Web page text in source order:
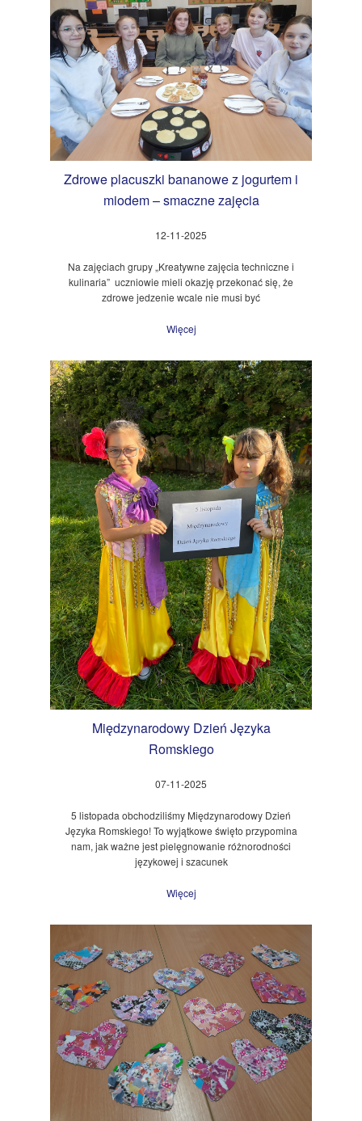
Zdrowe placuszki bananowe z jogurtem i
miodem – smaczne zajęcia
12-11-2025
Na zajęciach grupy „Kreatywne zajęcia techniczne i
kulinaria” uczniowie mieli okazję przekonać się, że
zdrowe jedzenie wcale nie musi być
Więcej
Międzynarodowy Dzień Języka
Romskiego
07-11-2025
5 listopada obchodziliśmy Międzynarodowy Dzień
Języka Romskiego! To wyjątkowe święto przypomina
nam, jak ważne jest pielęgnowanie różnorodności
językowej i szacunek
Więcej